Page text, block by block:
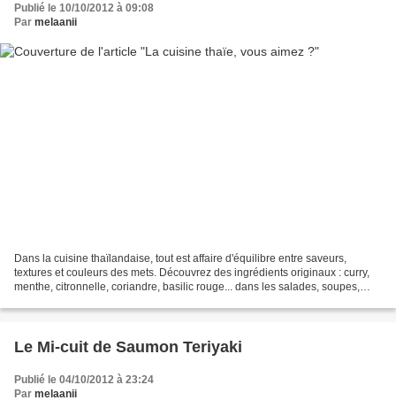
Publié le 10/10/2012 à 09:08
Par melaanii
Dans la cuisine thaïlandaise, tout est affaire d'équilibre entre saveurs,
textures et couleurs des mets. Découvrez des ingrédients originaux : curry,
menthe, citronnelle, coriandre, basilic rouge... dans les salades, soupes,
Le Mi-cuit de Saumon Teriyaki
Publié le 04/10/2012 à 23:24
Par melaanii